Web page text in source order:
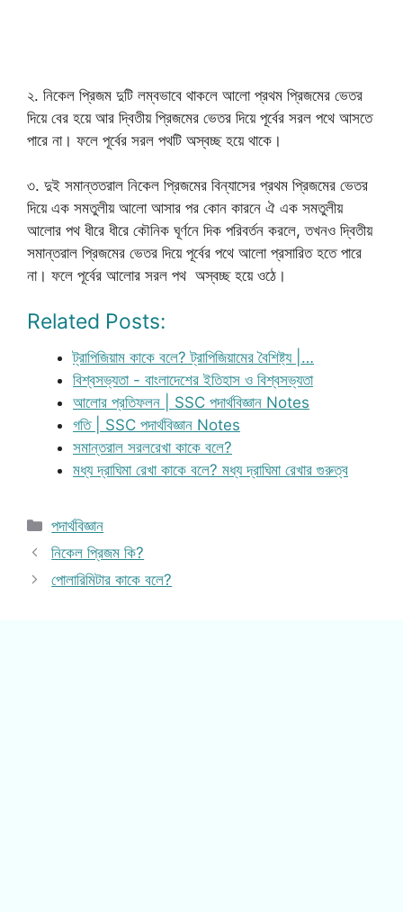
২. নিকেল প্রিজম দুটি লম্বভাবে থাকলে আলো প্রথম প্রিজমের ভেতর
দিয়ে বের হয়ে আর দ্বিতীয় প্রিজমের ভেতর দিয়ে পূর্বের সরল পথে আসতে
পারে না। ফলে পূর্বের সরল পথটি অস্বচ্ছ হয়ে থাকে।
৩. দুই সমান্ততরাল নিকেল প্রিজমের বিন্যাসের প্রথম প্রিজমের ভেতর
দিয়ে এক সমতুলীয় আলো আসার পর কোন কারনে ঐ এক সমতুলীয়
আলোর পথ ধীরে ধীরে কৌনিক ঘূর্ণনে দিক পরিবর্তন করলে, তখনও দ্বিতীয়
সমান্তরাল প্রিজমের ভেতর দিয়ে পূর্বের পথে আলো প্রসারিত হতে পারে
না। ফলে পূর্বের আলোর সরল পথ অস্বচ্ছ হয়ে ওঠে।
Related Posts:
ট্রাপিজিয়াম কাকে বলে? ট্রাপিজিয়ামের বৈশিষ্ট্য |…
বিশ্বসভ্যতা - বাংলাদেশের ইতিহাস ও বিশ্বসভ্যতা
আলোর প্রতিফলন | SSC পদার্থবিজ্ঞান Notes
গতি | SSC পদার্থবিজ্ঞান Notes
সমান্তরাল সরলরেখা কাকে বলে?
মধ্য দ্রাঘিমা রেখা কাকে বলে? মধ্য দ্রাঘিমা রেখার গুরুত্ব
Categories
পদার্থবিজ্ঞান
নিকেল প্রিজম কি?
পোলারিমিটার কাকে বলে?